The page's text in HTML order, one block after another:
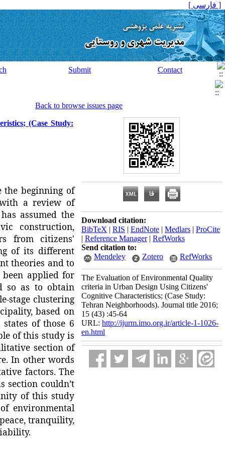
[ فارسی ]
Submit Contact
Back to browse issues page
(Case Study:
the beginning of
a review of
assumed the
construction,
from citizens'
of its different
theories and to
applied for
so as to obtain
stage clustering
based on
of those 6
of this study is
section of
In other words
factors. The
section couldn’t
of this study
environmental
tranquility,
Download citation:
BibTeX | RIS | EndNote | Medlars | ProCite
| Reference Manager| RefWorks
Send citation to:
Mendeley
Zotero RefWorks
The Evaluation of Environmental Quality
criteria in Urban Design Using Citizens'
Cognitive Characteristics; (Case Study:
Tehran Neighborhoods). Journal title 2016;
15 (43) :45-64
URL: http://ijurm.imo.org.ir/article-1-1026-
en.html